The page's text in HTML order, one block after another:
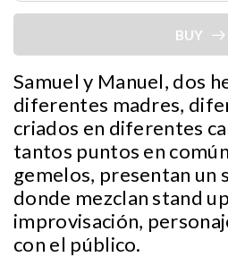
BUY
Samuel y Manuel, dos
diferentes madres,
criados en diferentes
tantos puntos en
gemelos, presentan un
donde mezclan stand
improvisación,
con el público.